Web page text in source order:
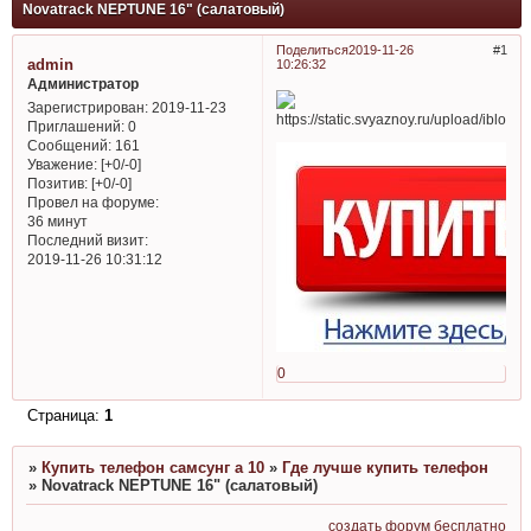
Novatrack NEPTUNE 16" (салатовый)
Поделиться 1
2019-11-26
10:26:32
admin
Администратор
Зарегистрирован: 2019-11-23
Приглашений:0
Сообщений:161
Уважение: [+0/-0]
Позитив: [+0/-0]
Провел на форуме:
36 минут
Последний визит:
2019-11-26 10:31:12
0
Страница: 1
» Купить телефон самсунг а 10 » Где лучше купить телефон
» Novatrack NEPTUNE 16" (салатовый)
создать форум бесплатно